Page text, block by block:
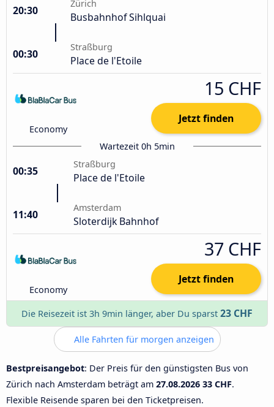
20:30
Zürich
Busbahnhof Sihlquai
00:30
Straßburg
Place de l'Etoile
Economy
15 CHF
Jetzt finden
Wartezeit 0h 5min
00:35
Straßburg
Place de l'Etoile
11:40
Amsterdam
Sloterdijk Bahnhof
Economy
37 CHF
Jetzt finden
Die Reisezeit ist 3h 9min länger, aber Du sparst 23 CHF
Alle Fahrten für morgen anzeigen
Bestpreisangebot: Der Preis für den günstigsten Bus von
Zürich nach Amsterdam beträgt am 27.08.2026 33 CHF.
Flexible Reisende sparen bei den Ticketpreisen.